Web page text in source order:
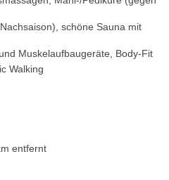
schöne Sauna mit
Muskelaufbaugeräte, Body-Fit
Walking
entfernt